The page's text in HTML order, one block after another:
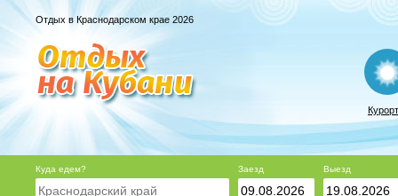
Отдых в Краснодарском крае 2026
Куда едем? Заезд Выезд